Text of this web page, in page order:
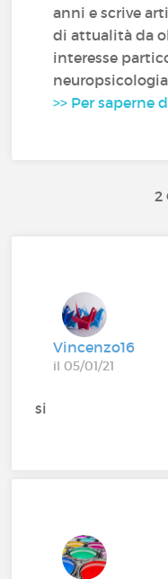
anni e scrive
di attualità da
interesse
>> Per saperne
2
Vincenzo16
il 05/01/21
si